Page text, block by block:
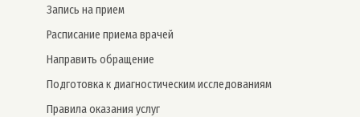
Запись на прием
Расписание приема врачей
Направить обращение
Подготовка к диагностическим исследованиям
Правила оказания услуг